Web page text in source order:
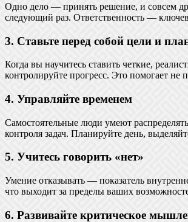
Одно дело — принять решение, и совсем
следующий раз. Ответственность —
3. Ставьте перед собой цели и
Когда вы научитесь ставить четкие,
контролируйте прогресс. Это помогает не
4. Управляйте временем
Самостоятельные люди умеют
контроля задач. Планируйте день,
5. Учитесь говорить «нет»
Умение отказывать — показатель
что выходит за пределы ваших
6. Развивайте критическое